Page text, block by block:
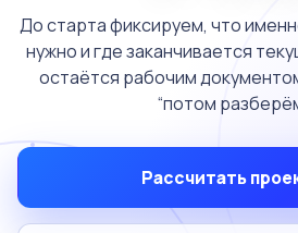
До старта фиксируем, что
нужнои где заканчивается
остаётся рабочим
“потом
Рассчитать